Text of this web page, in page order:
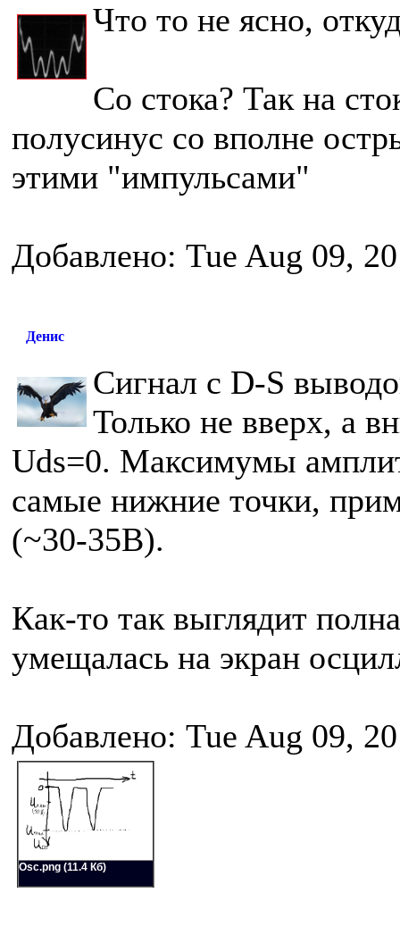
Что то не ясно,
Со стока? Так на
полусинус со вполне
этими "импульсами"
Добавлено: Tue Aug 09,
Денис
Сигнал с D-S
Только не вверх, а
Uds=0. Максимумы
самые нижние точки,
(~30-35В).
Как-то так выглядит
умещалась на экран
Добавлено: Tue Aug 09,
Osc.png (11.4 Кб)